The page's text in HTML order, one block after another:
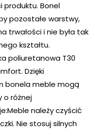
produktu. Bonel
pozostałe warstwy,
trwałości i nie była tak
kształtu.
poliuretanowa T30
Dzięki
bonela meble mogą
o różnej
należy czyścić
Nie stosuj silnych